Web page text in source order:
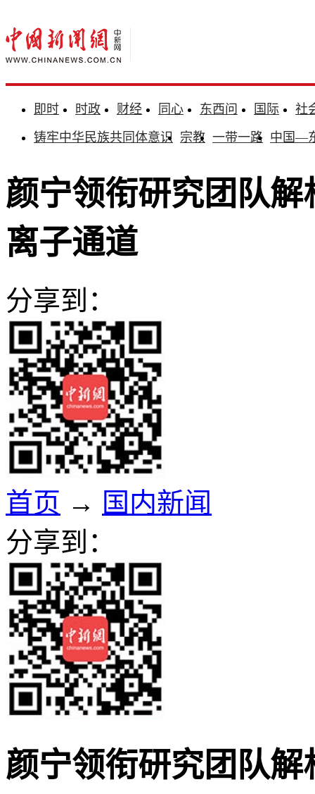
即时 时政 财经 同心 东西问 国际
社
铸牢中华民族共同体意识 宗教 一带一路 中国—
颜宁领衔研究团队
离子通道
分享到：
首页 → 国内新闻
分享到：
颜宁领衔研究团队